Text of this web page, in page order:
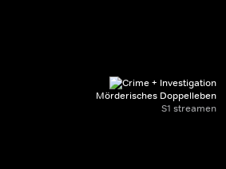
Mörderisches Doppelleben
S1 streamen